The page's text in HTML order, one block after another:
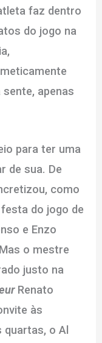
faz dentro
do jogo na
sente, apenas
para ter uma
de sua. De
como
do jogo de
e Enzo
o mestre
justo na
Renato
às
o Al